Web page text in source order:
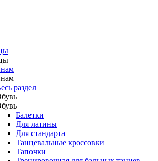
раздел
Балетки
Для латины
Для стандарта
Танцевальные кроссовки
Тапочки